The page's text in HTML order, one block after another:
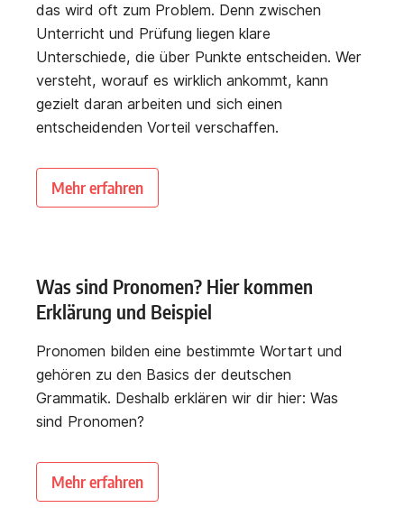
das wird oft zum Problem. Denn zwischen
Unterricht und Prüfung liegen klare
Unterschiede, die über Punkte entscheiden. Wer
versteht, worauf es wirklich ankommt, kann
gezielt daran arbeiten und sich einen
entscheidenden Vorteil verschaffen.
Mehr erfahren
Was sind Pronomen? Hier kommen
Erklärung und Beispiel
Pronomen bilden eine bestimmte Wortart und
gehören zu den Basics der deutschen
Grammatik. Deshalb erklären wir dir hier: Was
sind Pronomen?
Mehr erfahren